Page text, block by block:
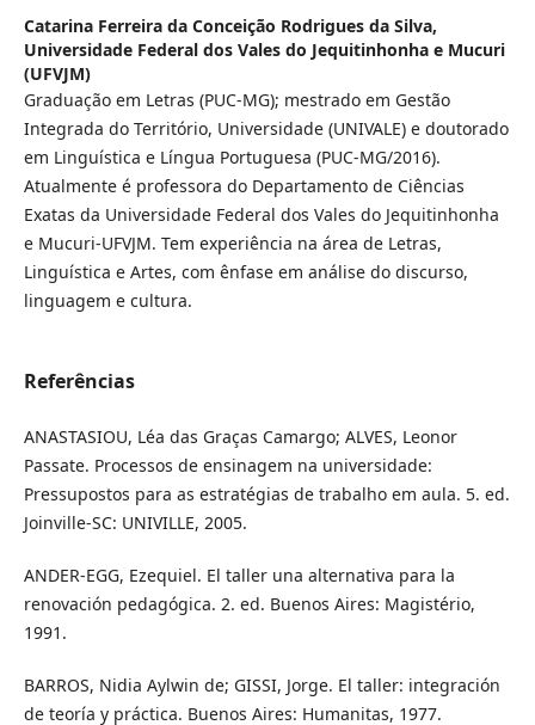
Catarina Ferreira da Conceição Rodrigues da Silva,
Universidade Federal dos Vales do Jequitinhonha e Mucuri
(UFVJM)
Graduação em Letras (PUC-MG); mestrado em Gestão
Integrada do Território, Universidade (UNIVALE) e doutorado
em Linguística e Língua Portuguesa (PUC-MG/2016).
Atualmente é professora do Departamento de Ciências
Exatas da Universidade Federal dos Vales do Jequitinhonha
e Mucuri-UFVJM. Tem experiência na área de Letras,
Linguística e Artes, com ênfase em análise do discurso,
linguagem e cultura.
Referências
ANASTASIOU, Léa das Graças Camargo; ALVES, Leonor
Passate. Processos de ensinagem na universidade:
Pressupostos para as estratégias de trabalho em aula. 5. ed.
Joinville-SC: UNIVILLE, 2005.
ANDER-EGG, Ezequiel. El taller una alternativa para la
renovación pedagógica. 2. ed. Buenos Aires: Magistério,
1991.
BARROS, Nidia Aylwin de; GISSI, Jorge. El taller: integración
de teoría y práctica. Buenos Aires: Humanitas, 1977.